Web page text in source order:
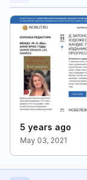
5 years ago
May 03, 2021